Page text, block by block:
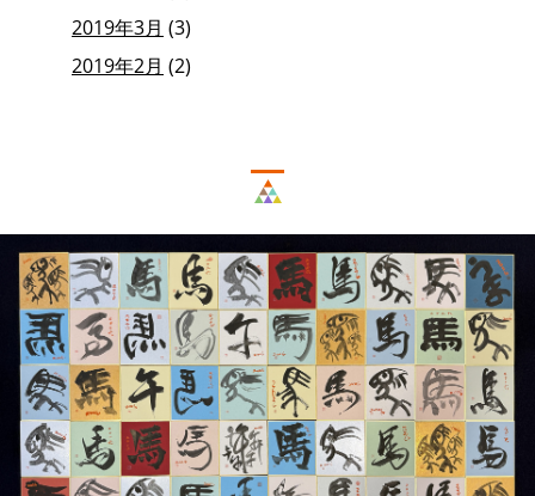
2019年3月 (3)
2019年2月 (2)